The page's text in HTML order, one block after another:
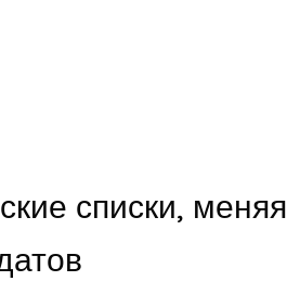
списки, меняя